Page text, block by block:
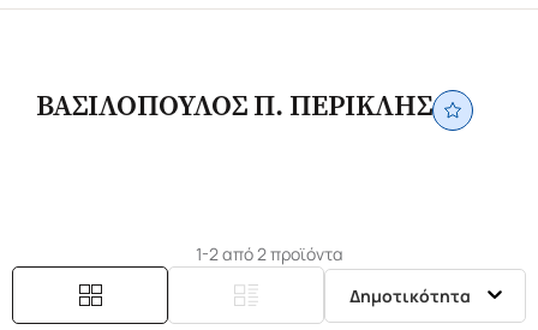
ΒΑΣΙΛΟΠΟΥΛΟΣ Π. ΠΕΡΙΚΛΗΣ
1-2 από 2 προϊόντα
Δημοτικότητα